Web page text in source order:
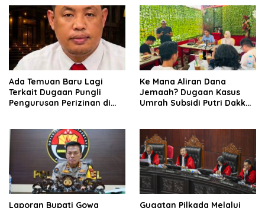
Ada Temuan Baru Lagi
Terkait Dugaan Pungli
Pengurusan Perizinan di
Ke Mana Aliran Dana
Jemaah? Dugaan Kasus
Umrah Subsidi Putri Dakka
Laporan Bupati Gowa
Gugatan Pilkada Melalui